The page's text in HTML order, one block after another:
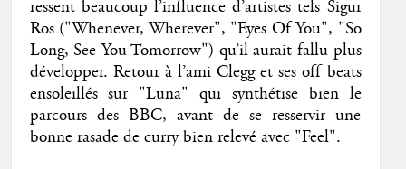
ressent beaucoup l’influence d’artistes tels Sigur
Ros ("Whenever, Wherever", "Eyes Of You", "So
Long, See You Tomorrow") qu’il aurait fallu plus
développer. Retour à l’ami Clegg et ses off beats
ensoleillés sur "Luna" qui synthétise bien le
parcours des BBC, avant de se resservir une
bonne rasade de curry bien relevé avec "Feel".